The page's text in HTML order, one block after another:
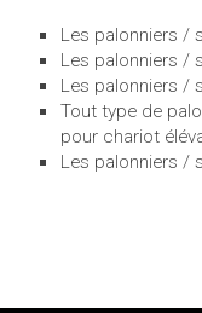
Les palonniers /
Les palonniers /
Les palonniers /
Tout type de
pour chariot
Les palonniers /